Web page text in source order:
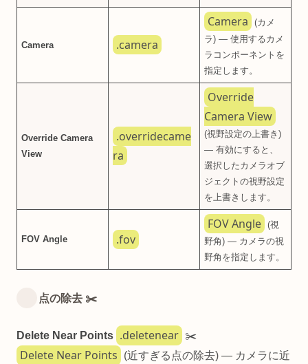
Camera .camera
Camera
(カメ
ラ) — 使用するカメ
ラコンポーネントを
指定します。
Override Camera
View
.overridecame
ra
Override
Camera View
(視野設定の上書き)
— 有効にすると、
選択したカメラオブ
ジェクトの視野設定
を上書きします。
FOV Angle .fov
FOV Angle (視
野角) — カメラの視
野角を指定します。
点の除去 ✂️
Delete Near Points .deletenear ✂️
Delete Near Points
(近すぎる点の除去) — カメラに近